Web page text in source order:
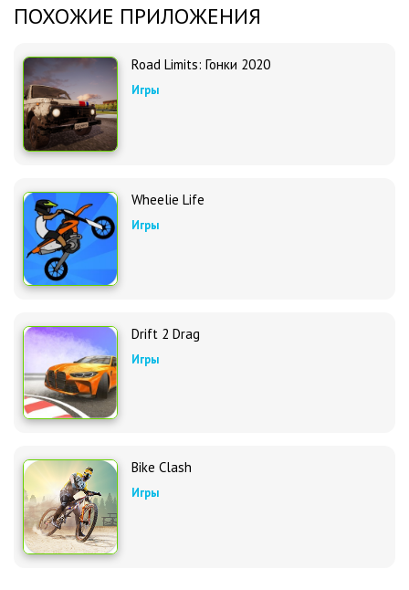
ПОХОЖИЕ ПРИЛОЖЕНИЯ
Road Limits: Гонки 2020
Игры
Wheelie Life
Игры
Drift 2 Drag
Игры
Bike Clash
Игры